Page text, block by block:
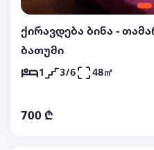
ქირავდება ბინა -
ბათუმი
1 3/6 48㎡
700 ₾